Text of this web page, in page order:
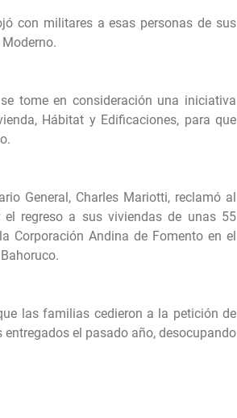
con militares a esas personas de sus
tome en consideración una iniciativa
Hábitat y Edificaciones, para que
General, Charles Mariotti, reclamó al
regreso a sus viviendas de unas 55
Corporación Andina de Fomento en el
las familias cedieron a la petición de
el pasado año, desocupando